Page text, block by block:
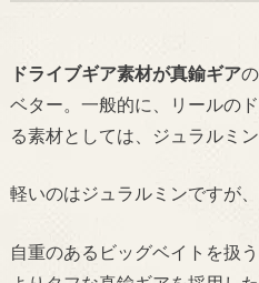
ドライブギア素材が真鍮ギア
ベター。 一般的に、リールの
る素材としては、ジュラルミ
軽いのはジュラルミンですが
自重のあるビッグベイトを扱